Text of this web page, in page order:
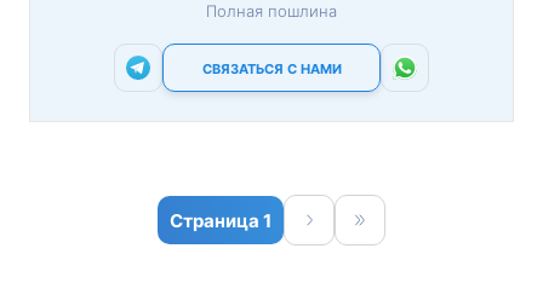
Полная пошлина
СВЯЗАТЬСЯ С НАМИ
1